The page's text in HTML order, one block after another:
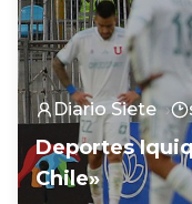
Diario Siete
Deportes
Chile»